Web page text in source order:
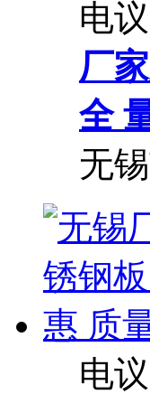
电议
厂
全
无
电议